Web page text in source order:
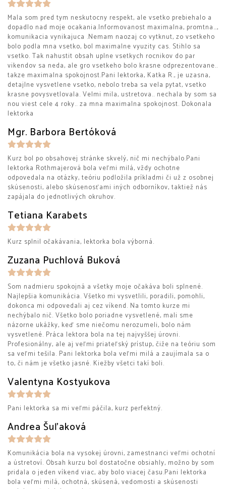
Mala som pred tym neskutocny respekt, ale vsetko prebiehalo a
dopadlo nad moje ocakania.Informovanost maximalna, promtna…,
komunikacia vynikajuca .Nemam naozaj co vytknut, zo vsetkeho
bolo podla mna vsetko, bol maximalne vyuzity cas. Stihlo sa
vsetko. Tak nahustit obsah uplne vsetkych rocnikov do par
vikendov sa neda, ale gro vsetkeho bolo krasne odprezentovane..
takze maximalna spokojnost.Pani lektorka, Katka R., je uzasna,
detajlne vysvetlene vsetko, nebolo treba sa vela pytat, vsetko
krasne povysvetlovala. Velmi mila, ustretova.. nechala by som sa
nou viest cele 4 roky.. za mna maximalna spokojnost. Dokonala
lektorka
Mgr. Barbora Bertóková
Kurz bol po obsahovej stránke skvelý, nič mi nechýbalo.Pani
lektorka Rothmajerová bola veľmi milá, vždy ochotne
odpovedala na otázky, teóriu podložila príkladmi či už z osobnej
skúsenosti, alebo skúsenosťami iných odborníkov, taktiež nás
zapájala do jednotlivých okruhov.
Tetiana Karabets
Kurz splnil očakávania, lektorka bola výborná.
Zuzana Puchlová Buková
Som nadmieru spokojná a všetky moje očakáva boli splnené.
Najlepšia komunikácia. Všetko mi vysvetlili, poradili, pomohli,
dokonca mi odpovedali aj cez víkend. Na tomto kurze mi
nechýbalo nič. Všetko bolo poriadne vysvetlené, mali sme
názorne ukážky, keď sme niečomu nerozumeli, bolo nám
vysvetlené. Práca lektora bola na tej najvyššej úrovni.
Profesionálny, ale aj veľmi priateľský prístup, čiže na teóriu som
sa veľmi tešila. Pani lektorka bola veľmi milá a zaujímala sa o
to, či nám je všetko jasné. Kiežby všetci takí boli.
Valentyna Kostyukova
Pani lektorka sa mi veľmi páčila, kurz perfektný.
Andrea Šuľaková
Komunikácia bola na vysokej úrovni, zamestnanci veľmi ochotní
a ústretoví. Obsah kurzu bol dostatočne obsiahly, možno by som
pridala o jeden víkend viac, aby bolo viacej času.Pani lektorka
bola veľmi milá, ochotná, skúsená, vedomosti a skúsenosti